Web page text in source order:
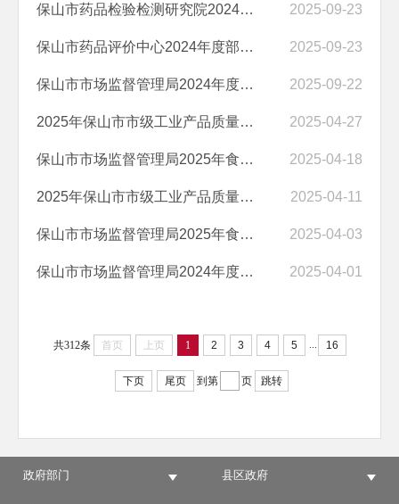
保山市药品检验检测研究院2024年度部门决算 2025-09-23
保山市药品评价中心2024年度部门决算 2025-09-23
保山市市场监督管理局2024年度部门决算 2025-09-22
2025年保山市市级工业产品质量监督抽查服务成交结果公告 2025-04-27
保山市市场监督管理局2025年食品安全抽检监测项目成交结果公告 2025-04-18
2025年保山市市级工业产品质量监督抽查服务竞争性磋商公告 2025-04-11
保山市市场监督管理局2025年食品安全抽检监测项目竞争性磋商公告 2025-04-03
保山市市场监督管理局2024年度部门整体支出绩效自评报告 2025-04-01
共312条 首页 上页 1 2 3 4 5 ... 16
下页 尾页 到第 页 跳转
政府部门 县区政府